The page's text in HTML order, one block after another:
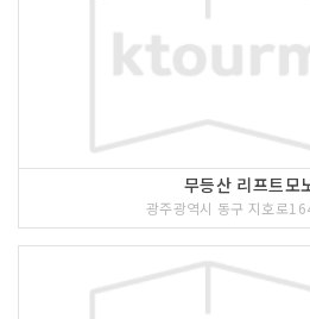
무등산 리프트모
광주광역시 동구 지호로